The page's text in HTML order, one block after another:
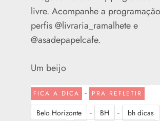
livre. Acompanhe a
perfis @livraria_ramalhete e
@asadepapelcafe.
Um beijo
FICA A DICA - PRA REFLETIR
Belo Horizonte - BH - bh dicas